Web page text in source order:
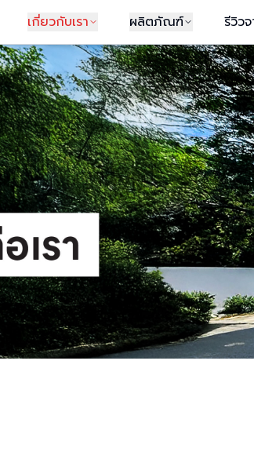
เกี่ยวกับเรา ผลิตภัณฑ์ รีวิว